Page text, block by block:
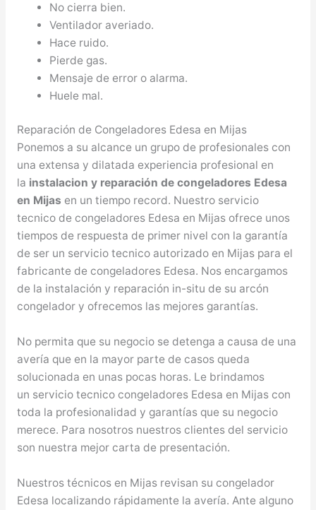
No cierra bien.
Ventilador averiado.
Hace ruido.
Pierde gas.
Mensaje de error o alarma.
Huele mal.
Reparación de Congeladores Edesa en Mijas
Ponemos a su alcance un grupo de profesionales con
una extensa y dilatada experiencia profesional en
la instalacion y reparación de congeladores Edesa
en Mijas en un tiempo record. Nuestro servicio
tecnico de congeladores Edesa en Mijas ofrece unos
tiempos de respuesta de primer nivel con la garantía
de ser un servicio tecnico autorizado en Mijas para el
fabricante de congeladores Edesa. Nos encargamos
de la instalación y reparación in-situ de su arcón
congelador y ofrecemos las mejores garantías.
No permita que su negocio se detenga a causa de una
avería que en la mayor parte de casos queda
solucionada en unas pocas horas. Le brindamos
un servicio tecnico congeladores Edesa en Mijas con
toda la profesionalidad y garantías que su negocio
merece. Para nosotros nuestros clientes del servicio
son nuestra mejor carta de presentación.
Nuestros técnicos en Mijas revisan su congelador
Edesa localizando rápidamente la avería. Ante alguno